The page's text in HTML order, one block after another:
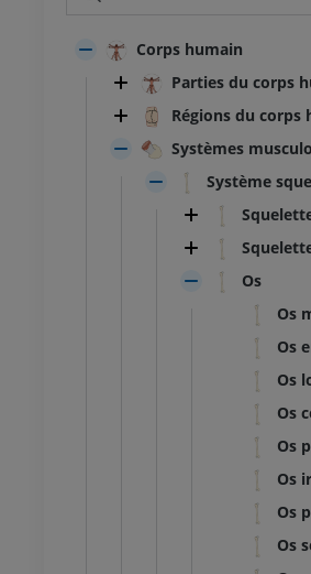
Corps humain
Parties du corps
Régions du corps
Systèmes
Système
Os
Os
Os
Os
Os
Os
Os
Os
Os